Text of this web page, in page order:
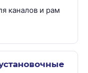
каналов и рам